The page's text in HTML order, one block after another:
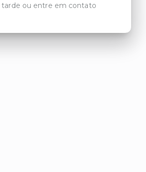
ou entre em contato